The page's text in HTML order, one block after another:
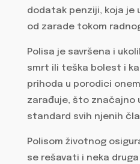
dodatak penziji, koja je
od zarade tokom
Polisa je savršena i
smrt ili teška bolest i
prihoda u porodici
zarađuje, što značajno
standard svih njenih
Polisom životnog
se rešavati i neka